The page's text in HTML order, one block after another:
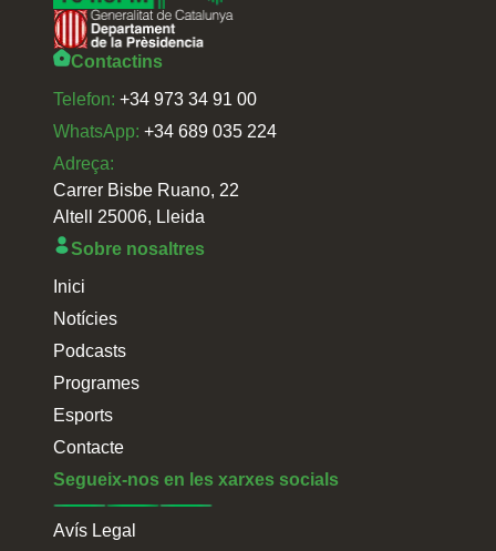
Contactins
Telefon: +34 973 34 91 00
WhatsApp: +34 689 035 224
Adreça:
Carrer Bisbe Ruano, 22
Altell 25006, Lleida
Sobre nosaltres
Inici
Notícies
Podcasts
Programes
Esports
Contacte
Segueix-nos en les xarxes socials
Avís Legal